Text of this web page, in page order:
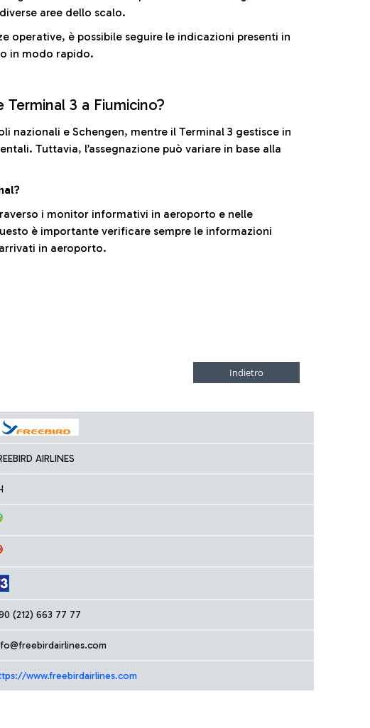
aree dello scalo.
operative, è possibile seguire le indicazioni presenti in
in modo rapido.
3 a Fiumicino?
nazionali e Schengen, mentre il Terminal 3 gestisce in
Tuttavia, l’assegnazione può variare in base alla
i monitor informativi in aeroporto e nelle
è importante verificare sempre le informazioni
in aeroporto.
AIRLINES
(212) 663 77 77
www.freebirdairlines.com